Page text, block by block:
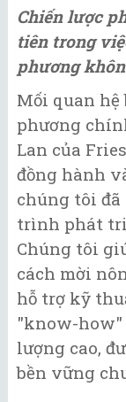
Chiến lược
tiên trong
phương
Mối quan
phương
Lan của
đồng hành
chúng tôi
trình phát
Chúng tôi
cách mời
hỗ trợ kỹ
"know-how"
lượng cao,
bền vững